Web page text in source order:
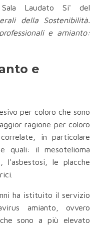
Laudato Si' del
della Sostenibilità.
e amianto:
e
per coloro che sono
ragione per coloro
in particolare
quali: il mesotelioma
l'asbestosi, le placche
ha istituito il servizio
amianto, ovvero
sono a più elevato